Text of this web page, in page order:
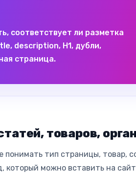
соответствует ли разметка
description, H1, дубли,
страница.
товаров,
тип страницы, товар,
который можно вставить на